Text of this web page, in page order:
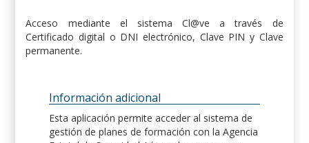
Acceso mediante el sistema Cl@ve a través de
Certificado digital o DNI electrónico, Clave PIN y Clave
permanente.
Información adicional
Esta aplicación permite acceder al sistema de
gestión de planes de formación con la Agencia